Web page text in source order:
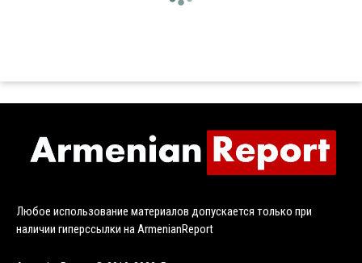
Любое использование материалов допускается только при
наличии гиперссылки на ArmenianReport